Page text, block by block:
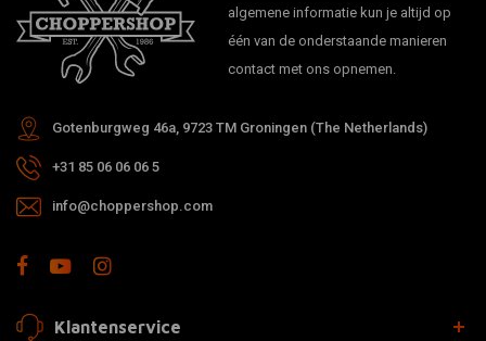
algemene informatie kun je altijd op
één van de onderstaande manieren
contact met ons opnemen.
Gotenburgweg 46a, 9723 TM Groningen (The Netherlands)
+31 85 06 06 06 5
info@choppershop.com
Klantenservice